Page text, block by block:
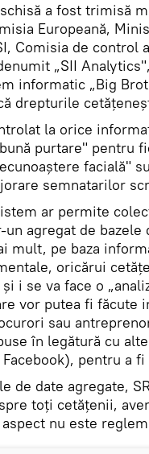
a fost trimisă
Europeană,
Comisia de control
„SII
informatic „Big
drepturile
la orice
purtare" pentru
facială"
semnatarilor
ar permite
agregat de
mult, pe baza
oricărui
i se va face o
vor putea fi făcute
sau
în legătură cu
pentru a
de date agregate,
toți cetățenii,
nu este